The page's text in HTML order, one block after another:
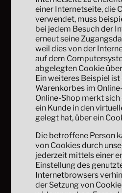
einer Internetseite, die
verwendet, muss
bei jedem Besuch der
erneut seine
weil dies von der
auf dem
abgelegten Cookie
Ein weiteres Beispiel
Warenkorbes im
Online-Shop merkt
ein Kunde in den
gelegt hat, über ein
Die betroffene Person
von Cookies durch
jederzeit mittels einer
Einstellung des
Internetbrowsers
der Setzung von